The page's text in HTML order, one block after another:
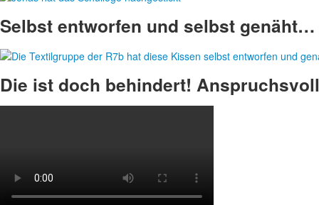
Selbst entworfen und selbst
Die ist doch behindert!